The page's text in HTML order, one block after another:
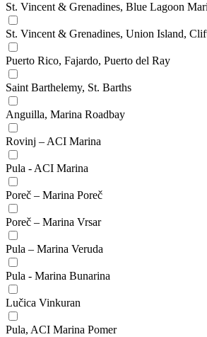
St. Vincent & Grenadines, Blue Lagoon
St. Vincent & Grenadines, Union Island,
Puerto Rico, Fajardo, Puerto del Ray
Saint Barthelemy, St. Barths
Anguilla, Marina Roadbay
Rovinj – ACI Marina
Pula - ACI Marina
Poreč – Marina Poreč
Poreč – Marina Vrsar
Pula – Marina Veruda
Pula - Marina Bunarina
Lučica Vinkuran
Pula, ACI Marina Pomer